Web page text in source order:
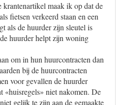
krantenartikel maak ik op dat de
fietsen verkeerd staan en een
als de huurder zijn sleutel is
huurder helpt zijn woning
om in hun huurcontracten dan
bij de huurcontracten
voor gevallen de huurder
«huisregels» niet nakomen. De
gelijk te zijn aan de gemaakte